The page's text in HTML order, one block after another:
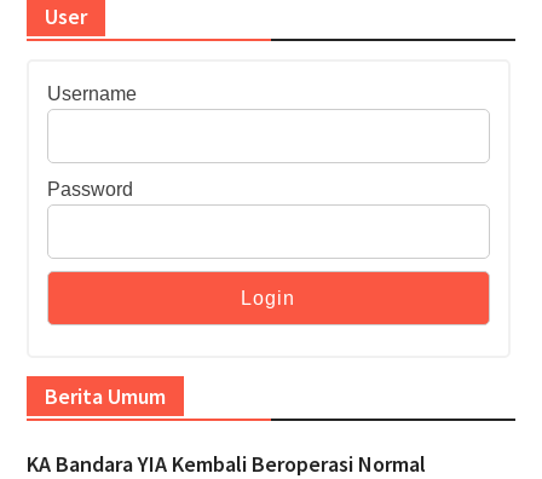
User
Username
Password
Berita Umum
KA Bandara YIA Kembali Beroperasi Normal